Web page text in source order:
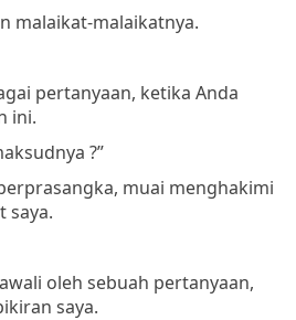
malaikat-malaikatnya.
pertanyaan, ketika Anda
ini.
?”
muai menghakimi
saya.
oleh sebuah pertanyaan,
saya.